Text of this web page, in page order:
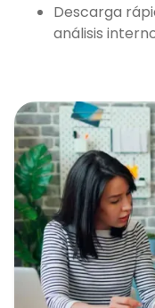
Descarga
análisis